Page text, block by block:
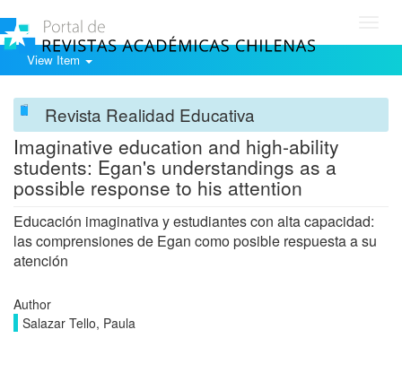
View Item
Revista Realidad Educativa
Imaginative education and high-ability
students: Egan's understandings as a
possible response to his attention
Educación imaginativa y estudiantes con alta capacidad:
las comprensiones de Egan como posible respuesta a su
atención
Author
Salazar Tello, Paula